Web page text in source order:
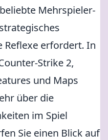
Mehrspieler-
Reflexe erfordert. In
Strike 2,
und Maps
über die
im Spiel
Sie einen Blick auf